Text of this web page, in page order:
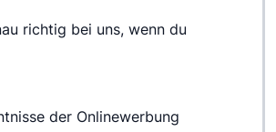
richtig bei uns, wenn du
der Onlinewerbung